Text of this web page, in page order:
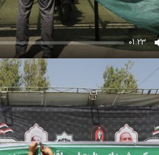
01:23